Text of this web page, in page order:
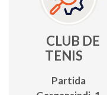
CLUB DE
TENIS
Partida